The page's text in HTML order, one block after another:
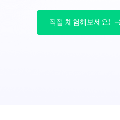
직접 체험해보세요!